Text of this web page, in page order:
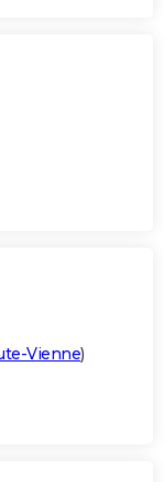
Vienne)